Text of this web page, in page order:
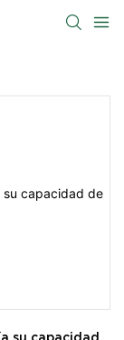
su capacidad